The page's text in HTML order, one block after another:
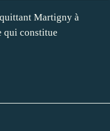
Martigny à
qui constitue